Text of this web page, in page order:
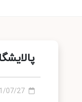
07/27